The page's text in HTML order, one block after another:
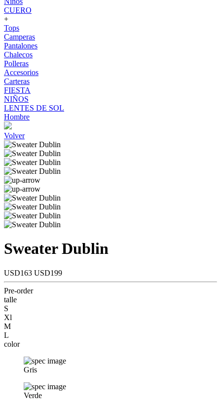
CUERO
+
Tops
Camperas
Pantalones
Chalecos
Polleras
Accesorios
Carteras
FIESTA
NIÑOS
LENTES DE SOL
Hombre
Volver
Sweater Dublin
USD163 USD199
Pre-order
talle
S
Xl
M
L
color
Gris
Verde